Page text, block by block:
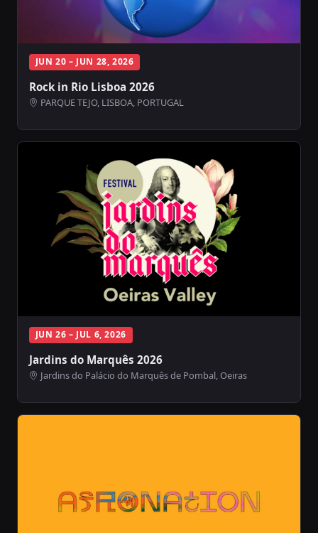
JUN 20 – JUN 28, 2026
Rock in Rio Lisboa 2026
PARQUE TEJO, LISBOA, PORTUGAL
JUN 26 – JUL 6, 2026
Jardins do Marquês 2026
Jardins do Palácio do Marquês de Pombal, Oeiras